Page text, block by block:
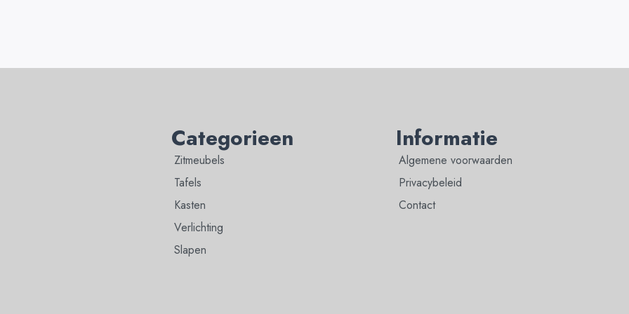
Categorieen
Zitmeubels
Tafels
Kasten
Verlichting
Slapen
Informatie
Algemene voorwaarden
Privacybeleid
Contact